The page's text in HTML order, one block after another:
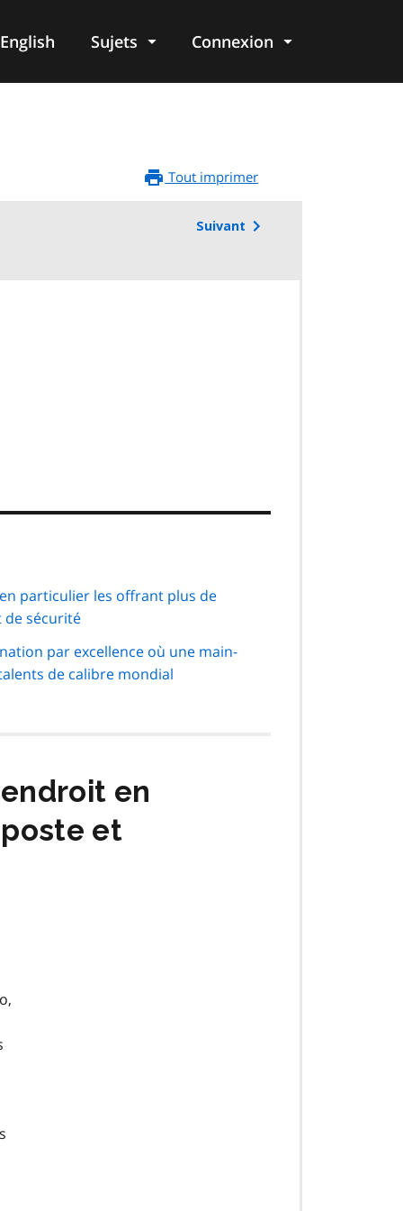
English Sujets Connexion
Tout imprimer
Suivant
particulier les offrant plus de
de sécurité
par excellence où une main-
de calibre mondial
en
et